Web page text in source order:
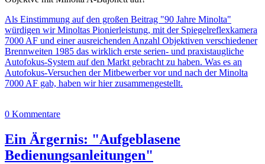
Als Einstimmung auf den großen Beitrag "90 Jahre Minolta"
würdigen wir Minoltas Pionierleistung, mit der Spiegelreflexkamera
7000 AF und einer ausreichenden Anzahl Objektiven verschiedener
Brennweiten 1985 das wirklich erste serien- und praxistaugliche
Autofokus-System auf den Markt gebracht zu haben. Was es an
Autofokus-Versuchen der Mitbewerber vor und nach der Minolta
7000 AF gab, haben wir hier zusammengestellt.
0 Kommentare
Ein Ärgernis: "Aufgeblasene
Bedienungsanleitungen"